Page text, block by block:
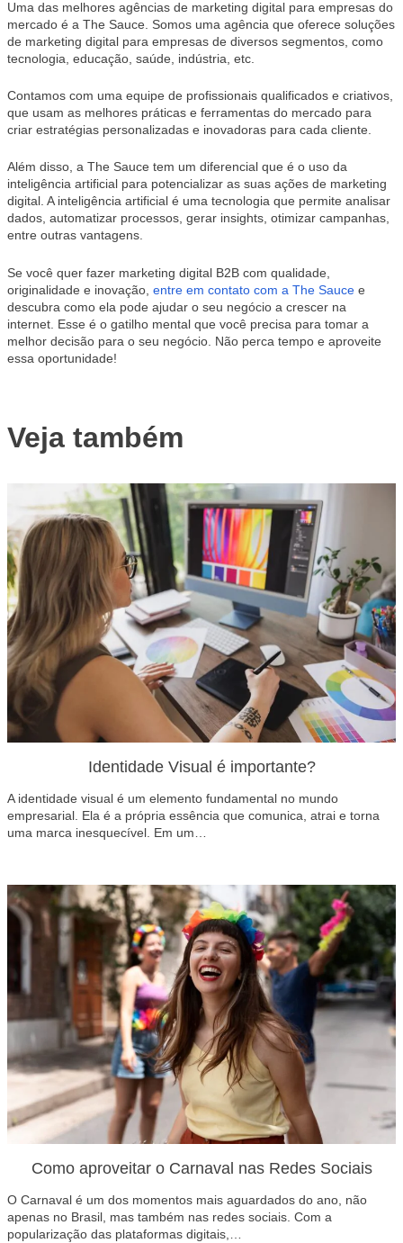
Uma das melhores agências de marketing digital para empresas do
mercado é a The Sauce. Somos uma agência que oferece soluções
de marketing digital para empresas de diversos segmentos, como
tecnologia, educação, saúde, indústria, etc.
Contamos com uma equipe de profissionais qualificados e criativos,
que usam as melhores práticas e ferramentas do mercado para
criar estratégias personalizadas e inovadoras para cada cliente.
Além disso, a The Sauce tem um diferencial que é o uso da
inteligência artificial para potencializar as suas ações de marketing
digital. A inteligência artificial é uma tecnologia que permite analisar
dados, automatizar processos, gerar insights, otimizar campanhas,
entre outras vantagens.
Se você quer fazer marketing digital B2B com qualidade,
originalidade e inovação, entre em contato com a The Saucee
descubra como ela pode ajudar o seu negócio a crescer na
internet. Esse é o gatilho mental que você precisa para tomar a
melhor decisão para o seu negócio. Não perca tempo e aproveite
essa oportunidade!
Veja também
Identidade Visual é importante?
A identidade visual é um elemento fundamental no mundo
empresarial. Ela é a própria essência que comunica, atrai e torna
uma marca inesquecível. Em um…
Como aproveitar o Carnaval nas Redes Sociais
O Carnaval é um dos momentos mais aguardados do ano, não
apenas no Brasil, mas também nas redes sociais. Com a
popularização das plataformas digitais,…